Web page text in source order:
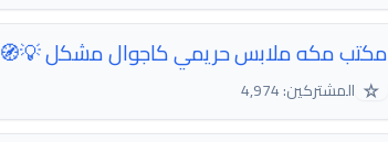
مكتب مكه ملابس حريمي كاجوال مشكل 💡🧭
☆ المشتركين: 4,974